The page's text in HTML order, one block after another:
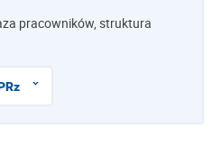
pracowników, struktura